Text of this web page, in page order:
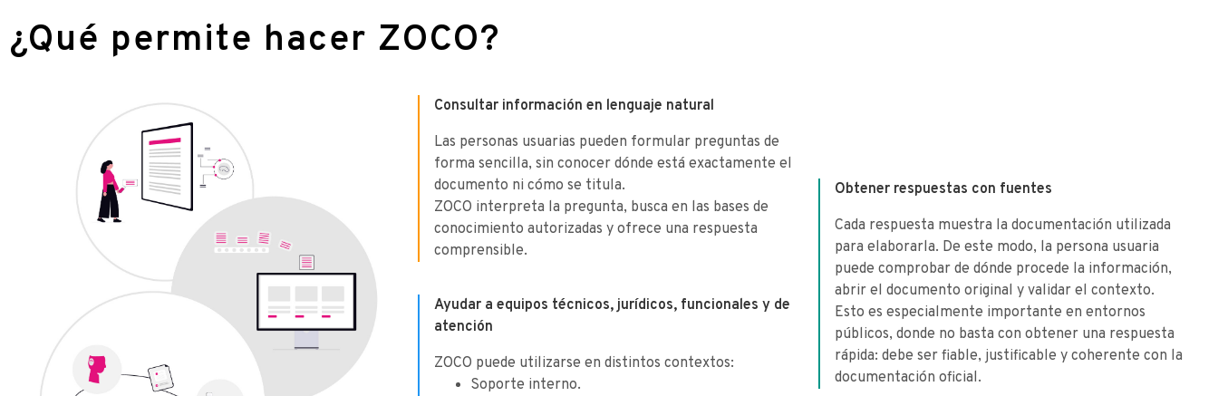
¿Qué permite hacer ZOCO?
Consultar información en lenguaje natural
Las personas usuarias pueden formular preguntas de
forma sencilla, sin conocer dónde está exactamente el
documento ni cómo se titula.
ZOCO interpreta la pregunta, busca en las bases de
conocimiento autorizadas y ofrece una respuesta
comprensible.
Ayudar a equipos técnicos, jurídicos, funcionales y de
atención
ZOCO puede utilizarse en distintos contextos:
Soporte interno.
Obtener respuestas con fuentes
Cada respuesta muestra la documentación utilizada
para elaborarla. De este modo, la persona usuaria
puede comprobar de dónde procede la información,
abrir el documento original y validar el contexto.
Esto es especialmente importante en entornos
públicos, donde no basta con obtener una respuesta
rápida: debe ser fiable, justificable y coherente con la
documentación oficial.